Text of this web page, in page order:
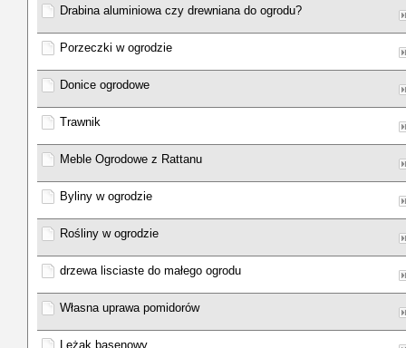
Drabina aluminiowa czy drewniana do ogrodu?
Porzeczki w ogrodzie
Donice ogrodowe
Trawnik
Meble Ogrodowe z Rattanu
Byliny w ogrodzie
Rośliny w ogrodzie
drzewa lisciaste do małego ogrodu
Własna uprawa pomidorów
Leżak basenowy